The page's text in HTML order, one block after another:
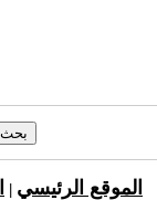
الموقع الرئيسي